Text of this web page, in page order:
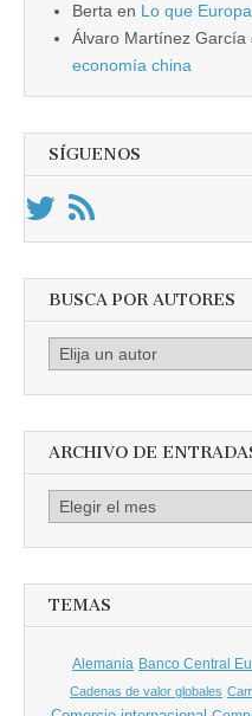
Berta en Lo que
Álvaro Martínez García
economía china
SÍGUENOS
BUSCA POR AUTORES
Busca
ARCHIVO DE
Archivo
TEMAS
Alemania Banco Central
Cadenas de valor globales